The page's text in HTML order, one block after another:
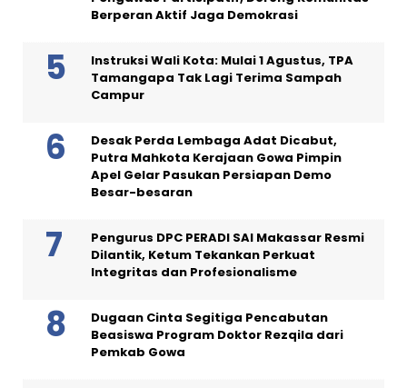
Berperan Aktif Jaga Demokrasi
Instruksi Wali Kota: Mulai 1 Agustus, TPA
Tamangapa Tak Lagi Terima Sampah
Campur
Desak Perda Lembaga Adat Dicabut,
Putra Mahkota Kerajaan Gowa Pimpin
Apel Gelar Pasukan Persiapan Demo
Besar-besaran
Pengurus DPC PERADI SAI Makassar Resmi
Dilantik, Ketum Tekankan Perkuat
Integritas dan Profesionalisme
Dugaan Cinta Segitiga Pencabutan
Beasiswa Program Doktor Rezqila dari
Pemkab Gowa